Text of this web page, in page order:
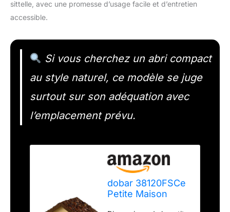
sittelle, avec une promesse d’usage facile et d’entretien
accessible.
Si vous cherchez un abri compact
au style naturel, ce modèle se juge
surtout sur son adéquation avec
l’emplacement prévu.
dobar 38120FSCe
Petite Maison